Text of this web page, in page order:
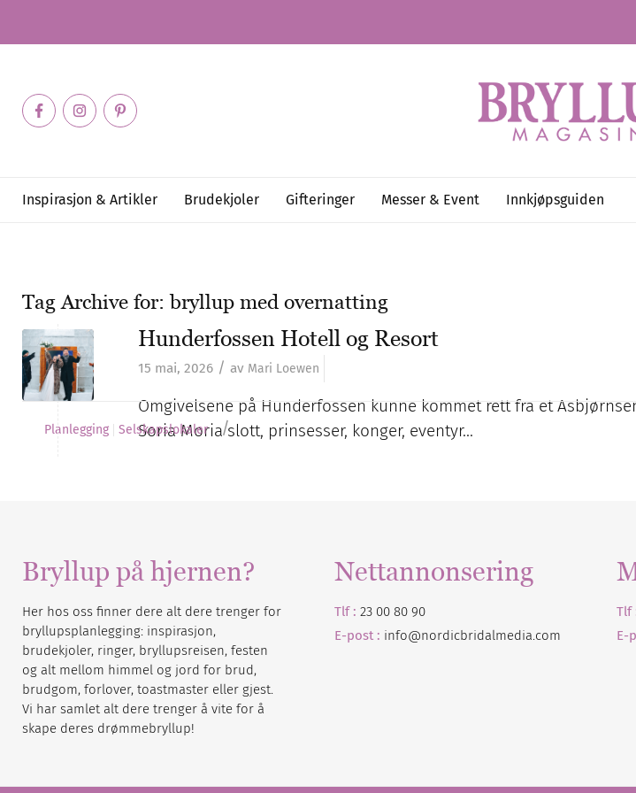
Inspirasjon & Artikler Brudekjoler Gifteringer Messer & Event Innkjøpsguiden
Tag Archive for:bryllup med overnatting
Hunderfossen Hotell og Resort
15 mai, 2026 / av Mari Loewen
Omgivelsene på Hunderfossen kunne kommet rett fra et
Soria Moria slott, prinsesser, konger, eventyr…
Planlegging Selskapslokaler /
Bryllup på hjernen?
Her hos oss finner dere alt dere trenger for
bryllupsplanlegging: inspirasjon,
brudekjoler, ringer, bryllupsreisen, festen
og alt mellom himmel og jord for brud,
brudgom, forlover, toastmaster eller gjest.
Vi har samlet alt dere trenger å vite for å
skape deres drømmebryllup!
Nettannonsering
Tlf : 23 00 80 90
E-post : info@nordicbridalmedia.com
Tlf
E-